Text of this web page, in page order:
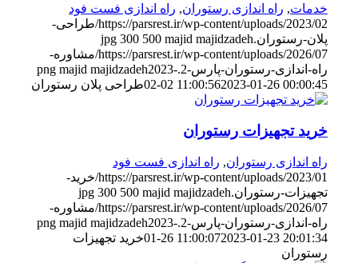
خدمات,راه اندازی رستوران,راه اندازی فست فود
https://parsrest.ir/wp-content/uploads/2023/02/طراحی-
پلان-رستوران.jpg
300 500 majid majidzadeh
https://parsrest.ir/wp-content/uploads/2026/07/مشاوره-
راه-اندازی-رستوران-پارس-2.png
majid majidzadeh2023-
02-02 11:00:562023-01-26 00:00:45 طراحی پلان رستوران
خرید تجهیزات رستوران
راه اندازی رستوران,راه اندازی فست فود
https://parsrest.ir/wp-content/uploads/2023/01/خرید-
تجهیزات-رستوران.jpg
300 500 majid majidzadeh
https://parsrest.ir/wp-content/uploads/2026/07/مشاوره-
راه-اندازی-رستوران-پارس-2.png
majid majidzadeh2023-
01-26 11:00:072023-01-23 20:01:34
خرید تجهیزات
رستوران